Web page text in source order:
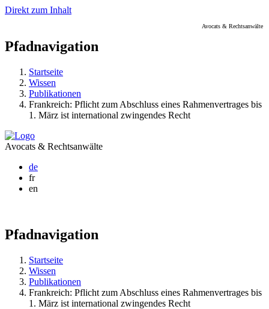
Direkt zum Inhalt
Avocats & Rechtsanwälte
Pfadnavigation
Startseite
Wissen
Publikationen
Frankreich: Pflicht zum Abschluss eines Rahmenvertrages bis
1. März ist international zwingendes Recht
Avocats & Rechtsanwälte
de
fr
en
Pfadnavigation
Startseite
Wissen
Publikationen
Frankreich: Pflicht zum Abschluss eines Rahmenvertrages bis
1. März ist international zwingendes Recht